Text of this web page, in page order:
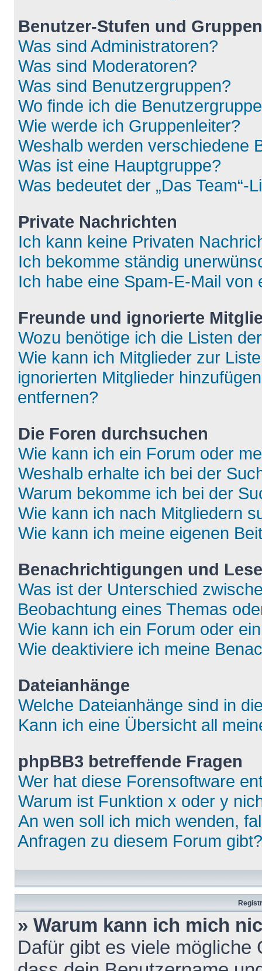
Benutzer-Stufen und Gruppen
Was sind Administratoren?
Was sind Moderatoren?
Was sind Benutzergruppen?
Wo finde ich die
Wie werde ich Gruppenleiter?
Weshalb werden verschiedene
Was ist eine Hauptgruppe?
Was bedeutet der „Das Team“-
Private Nachrichten
Ich kann keine Privaten
Ich bekomme ständig
Ich habe eine Spam-E-Mail
Freunde und ignorierte
Wozu benötige ich die Listen
Wie kann ich Mitglieder zur
ignorierten Mitglieder
entfernen?
Die Foren durchsuchen
Wie kann ich ein Forum oder
Weshalb erhalte ich bei der
Warum bekomme ich bei der
Wie kann ich nach Mitgliedern
Wie kann ich meine eigenen
Benachrichtigungen und
Was ist der Unterschied
Beobachtung eines Themas
Wie kann ich ein Forum oder
Wie deaktiviere ich meine
Dateianhänge
Welche Dateianhänge sind in
Kann ich eine Übersicht all
phpBB3 betreffende Fragen
Wer hat diese Forensoftware
Warum ist Funktion x oder y
An wen soll ich mich wenden,
Anfragen zu diesem Forum gibt?
» Warum kann ich mich
Dafür gibt es viele